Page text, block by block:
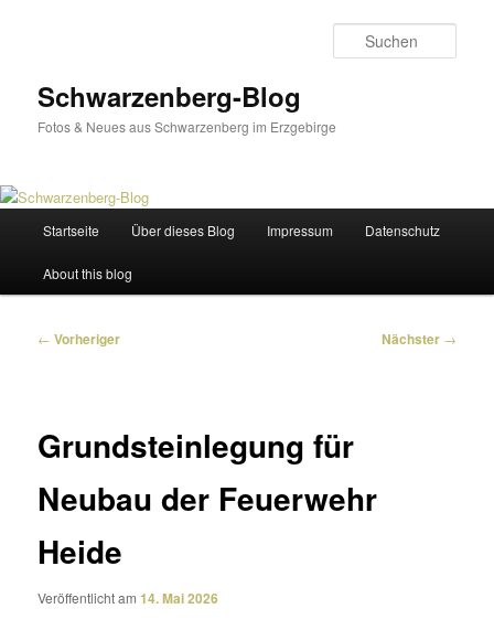
Schwarzenberg-Blog
Fotos & Neues aus Schwarzenberg im Erzgebirge
Startseite Über dieses Blog Impressum Datenschutz
About this blog
Beitragsnavigation
← Vorheriger Nächster →
Grundsteinlegung für
Neubau der Feuerwehr
Heide
Veröffentlicht am14. Mai 2026